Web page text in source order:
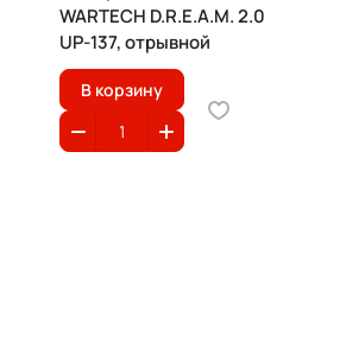
WARTECH D.R.E.A.M. 2.0
UP-137, отрывной
В корзину